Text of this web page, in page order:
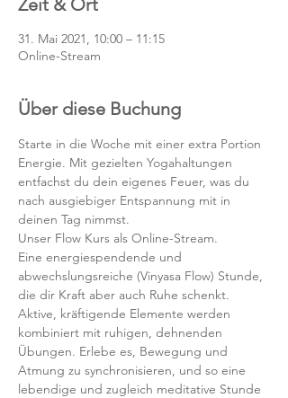
Zeit & Ort
31. Mai 2021, 10:00 – 11:15
Online-Stream
Über diese Buchung
Starte in die Woche mit einer extra Portion
Energie. Mit gezielten Yogahaltungen
entfachst du dein eigenes Feuer, was du
nach ausgiebiger Entspannung mit in
deinen Tag nimmst.
Unser Flow Kurs als Online-Stream.
Eine energiespendende und
abwechslungsreiche (Vinyasa Flow) Stunde,
die dir Kraft aber auch Ruhe schenkt.
Aktive, kräftigende Elemente werden
kombiniert mit ruhigen, dehnenden
Übungen. Erlebe es, Bewegung und
Atmung zu synchronisieren, und so eine
lebendige und zugleich meditative Stunde